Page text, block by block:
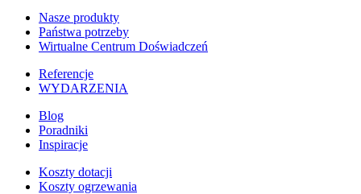
Nasze produkty
Państwa potrzeby
Wirtualne Centrum Doświadczeń
Referencje
WYDARZENIA
Blog
Poradniki
Inspiracje
Koszty dotacji
Koszty ogrzewania